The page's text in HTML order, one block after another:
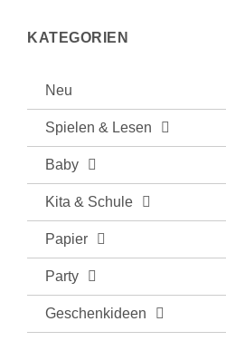
KATEGORIEN
Neu
Spielen & Lesen
Baby
Kita & Schule
Papier
Party
Geschenkideen